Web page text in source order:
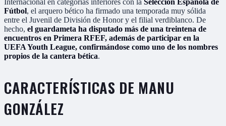
Fútbol, el arquero bético ha firmado una temporada muy sólida
entre el Juvenil de División de Honor y el filial verdiblanco. De
hecho, el guardameta ha disputado más de una treintena de
encuentros en Primera RFEF, además de participar en la
UEFA Youth League, confirmándose como uno de los nombres
propios de la cantera bética.
CARACTERÍSTICAS DE MANU
GONZÁLEZ